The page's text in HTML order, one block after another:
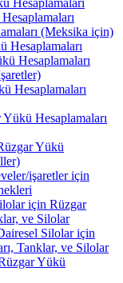
Hesaplamaları
(Meksika için)
Hesaplamaları
Hesaplamaları
Hesaplamaları
Hesaplamaları
Yükü
işaretler için
için Rüzgar
ve Silolar
Silolar için
Tanklar, ve Silolar
Yükü